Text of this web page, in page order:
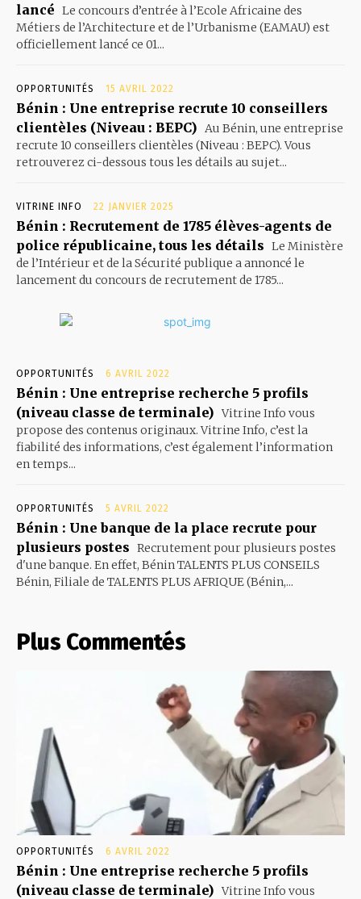
lancé Le concours d’entrée à l’Ecole Africaine des
Métiers de l’Architecture et de l’Urbanisme (EAMAU) est
officiellement lancé ce 01...
OPPORTUNITÉS 15 AVRIL 2022
Bénin : Une entreprise recrute 10 conseillers
clientèles (Niveau : BEPC) Au Bénin, une entreprise
recrute 10 conseillers clientèles (Niveau : BEPC). Vous
retrouverez ci-dessous tous les détails au sujet...
VITRINE INFO 22 JANVIER 2025
Bénin : Recrutement de 1785 élèves-agents de
police républicaine, tous les détails Le Ministère
de l’Intérieur et de la Sécurité publique a annoncé le
lancement du concours de recrutement de 1785...
OPPORTUNITÉS 6 AVRIL 2022
Bénin : Une entreprise recherche 5 profils
(niveau classe de terminale) Vitrine Info vous
propose des contenus originaux. Vitrine Info, c’est la
fiabilité des informations, c’est également l’information
en temps...
OPPORTUNITÉS 5 AVRIL 2022
Bénin : Une banque de la place recrute pour
plusieurs postes Recrutement pour plusieurs postes
d'une banque. En effet, Bénin TALENTS PLUS CONSEILS
Bénin, Filiale de TALENTS PLUS AFRIQUE (Bénin,...
Plus Commentés
OPPORTUNITÉS 6 AVRIL 2022
Bénin : Une entreprise recherche 5 profils
(niveau classe de terminale) Vitrine Info vous